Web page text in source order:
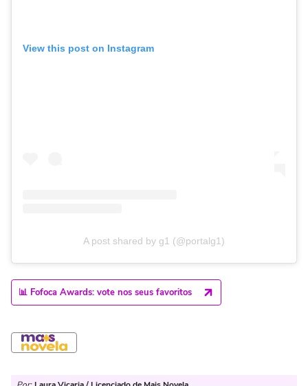
View this post on Instagram
A post shared by g1 (@portalg1)
📊 Fofoca Awards: vote nos seus favoritos